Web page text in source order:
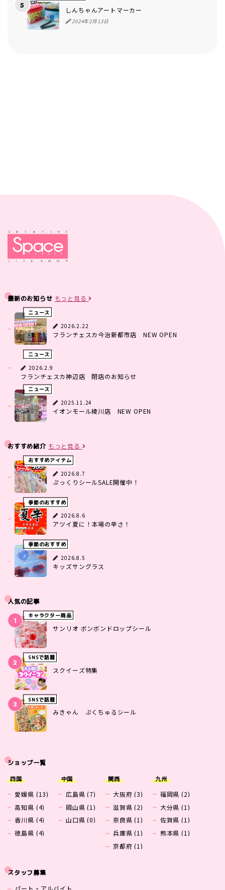
しんちゃんアートマーカー
2024年2月13日
最新のお知らせ もっと見る
ニュース
2026.2.22
フランチェスカ今治新都市店 NEW OPEN
ニュース
2026.2.9
フランチェスカ神辺店 閉店のお知らせ
ニュース
2025.11.24
イオンモール綾川店 NEW OPEN
おすすめ紹介 もっと見る
おすすめアイテム
2026.8.7
ぷっくりシールSALE開催中！
季節のおすすめ
2026.8.6
アツイ夏に！本場の辛さ！
季節のおすすめ
2026.8.5
キッズサングラス
人気の記事
キャラクター商品
サンリオ ボンボンドロップシール
SNSで話題
スクイーズ特集
SNSで話題
みきゃん ぷくちゅるシール
ショップ一覧
四国
愛媛県 (13)
高知県 (4)
香川県 (4)
徳島県 (4)
中国
広島県 (7)
岡山県 (1)
山口県 (0)
関西
大阪府 (3)
滋賀県 (2)
奈良県 (1)
兵庫県 (1)
京都府 (1)
九州
福岡県 (2)
大分県 (1)
佐賀県 (1)
熊本県 (1)
スタッフ募集